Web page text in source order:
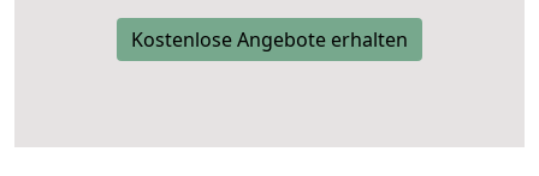
Kostenlose Angebote erhalten